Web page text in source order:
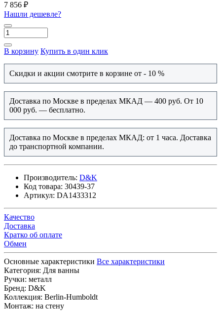
7 856 ₽
Нашли дешевле?
В корзину Купить в один клик
Скидки и акции смотрите в корзине от - 10 %
Доставка по Москве в пределах МКАД — 400 руб. От 10
000 руб. — бесплатно.
Доставка по Москве в пределах МКАД: от 1 часа. Доставка
до транспортной компании.
Производитель: D&K
Код товара: 30439-37
Артикул: DA1433312
Качество
Доставка
Кратко об оплате
Обмен
Основные характеристики Все характеристики
Категория: Для ванны
Ручки: металл
Бренд: D&K
Коллекция: Berlin-Humboldt
Монтаж: на стену